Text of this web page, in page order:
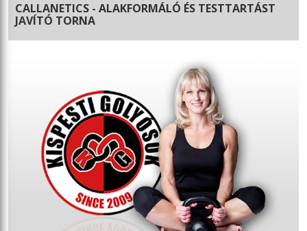
CALLANETICS - ALAKFORMÁLÓ ÉS TESTTARTÁST
JAVÍTÓ TORNA